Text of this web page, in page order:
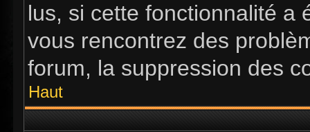
lus, si cette fonctionnalité a
vous rencontrez des
forum, la suppression des
Haut